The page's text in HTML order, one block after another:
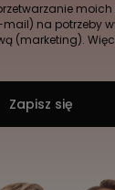
na potrzeby
(marketing).
Zapisz się